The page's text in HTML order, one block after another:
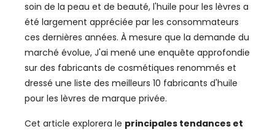
soin de la peau et de beauté, l'huile pour les lèvres a
été largement appréciée par les consommateurs
ces dernières années. À mesure que la demande du
marché évolue, J'ai mené une enquête approfondie
sur des fabricants de cosmétiques renommés et
dressé une liste des meilleurs 10 fabricants d'huile
pour les lèvres de marque privée.
Cet article explorera le principales tendances et